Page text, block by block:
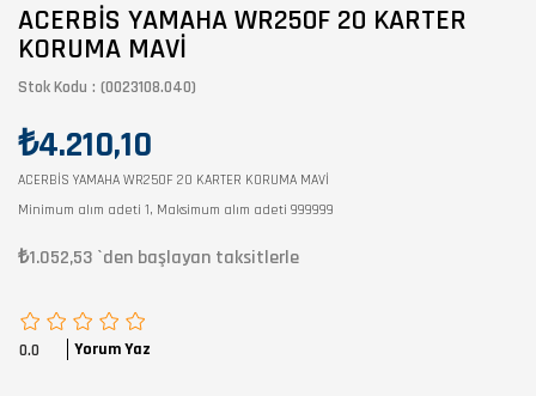
ACERBİS YAMAHA WR250F 20 KARTER
KORUMA MAVİ
Stok Kodu (0023108.040)
₺4.210,10
ACERBİS YAMAHA WR250F 20 KARTER KORUMA MAVİ
Minimum alım adeti 1, Maksimum alım adeti 999999
₺1.052,53 `den başlayan taksitlerle
0.0 Yorum Yaz